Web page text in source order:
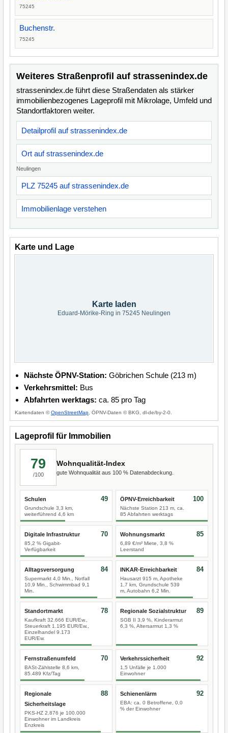
75245
Buchenstr.
75245
Weiteres Straßenprofil auf strassenindex.de
strassenindex.de führt diese Straßendaten als stärker
immobilienbezogenes Lageprofil mit Mikrolage, Umfeld und
Standortfaktoren weiter.
Detailprofil auf strassenindex.de
Ort auf strassenindex.de
Neulingen
PLZ 75245 auf strassenindex.de
Immobilienlage verstehen
Karte und Lage
Karte laden
Eduard-Mörike-Ring in 75245 Neulingen
Nächste ÖPNV-Station: Göbrichen Schule (213 m)
Verkehrsmittel: Bus
Abfahrten werktags: ca. 85 pro Tag
Kartendaten ©OpenStreetMap , ÖPNV-Daten © BKG, dl-de/by-2-0.
Lageprofil für Immobilien
79
/100
Wohnqualität-Index
gute Wohnqualität aus 100 % Datenabdeckung.
Schulen
Grundschule 3,3 km,
weiterführend 4,6 km
49 ÖPNV-Erreichbarkeit
Nächste Station 213 m, ca.
85 Abfahrten werktags
100
Digitale Infrastruktur
85,2 % Gigabit-
Verfügbarkeit
70 Wohnungsmarkt
6,89 €/m² Miete, 3,8 %
Leerstand
85
Alltagsversorgung
Supermarkt 4,0 Min., Notfall
10,9 Min., Schwimmbad 9,1
Min.
84 INKAR-Erreichbarkeit
Hausarzt 915 m, Apotheke
1,7 km, Grundschule 539
m, Autobahn 6,2 Min.
84
Standortmarkt
Kaufkraft 32.666 EUR/Ew.,
Steuerkraft 1.195 EUR/Ew.,
Einzelhandel 9.173
EUR/Ew.
78 Regionale Sozialstruktur
SGB II 3,9 %, Kinderarmut
6,3 %, Altersarmut 1,3 %
89
Fernstraßenumfeld
BASt-Zählstelle 8,6 km,
85.489 Kfz/Tag
70 Verkehrssicherheit
1,5 Unfälle je 1.000
Einwohner
92
Regionale
Sicherheitslage
PKS-HZ 2.876 je 100.000
Einwohner im Landkreis
Enzkreis
88 Schienenlärm
EBA: ca. 0 Betroffene, 0,0
% der Einwohner
92